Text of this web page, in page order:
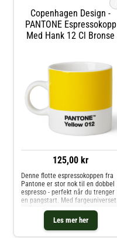
Copenhagen Design -
PANTONE Espressokopp
Med Hank 12 Cl Bronse
125,00 kr
Les mer her
Denne flotte espressokoppen fra
Pantone er stor nok til en dobbel
espresso - perfekt når du trenger
en pangstart. Med fargeuniverset
til Pantone kan du velge din
personlige farge til
favorittkoppen. Hver kopp er i
fineste benporselen.